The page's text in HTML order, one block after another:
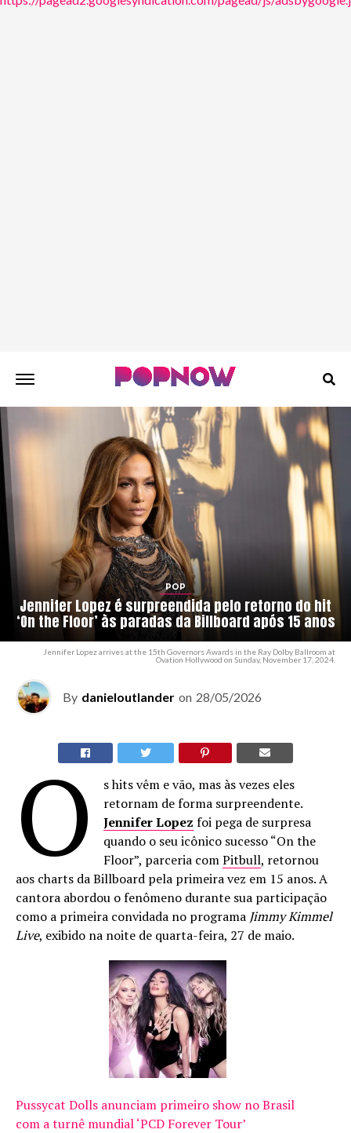
POP
Jennifer Lopez é surpreendida pelo retorno do hit
‘On the Floor’ às paradas da Billboard após 15 anos
Jennifer Lopez arrives at the 15th Governors Awards in the Ray Dolby Ballroom at
Ovation Hollywood on Sunday, November 17, 2024.
By danieloutlander on 28/05/2026
O
s hits vêm e vão, mas às vezes eles
retornam de forma surpreendente.
Jennifer Lopez foi pega de surpresa
quando o seu icônico sucesso “On the
Floor”, parceria comPitbull, retornou
aos charts da Billboard pela primeira vez em 15 anos. A
cantora abordou o fenômeno durante sua participação
como a primeira convidada no programa Jimmy Kimmel
Live, exibido na noite de quarta-feira, 27 de maio.
Pussycat Dolls anunciam primeiro show no Brasil
com a turnê mundial ‘PCD Forever Tour’